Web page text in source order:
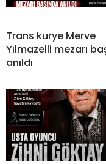
Trans kurye Merve
Yılmazelli mezarı
anıldı